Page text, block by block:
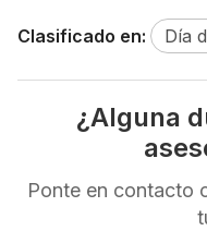
Clasificado en: Día
¿Alguna
Ponte en contacto